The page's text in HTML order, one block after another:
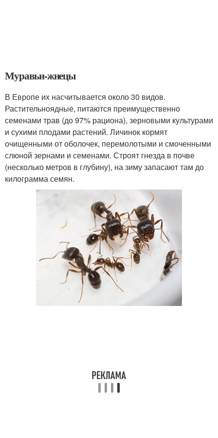
Муравьи-жнецы
В Европе их насчитывается около 30 видов.
Растительноядные, питаются преимущественно
семенами трав (до 97% рациона), зерновыми культурами
и сухими плодами растений. Личинок кормят
очищенными от оболочек, перемолотыми и смоченными
слюной зернами и семенами. Строят гнезда в почве
(несколько метров в глубину), на зиму запасают там до
килограмма семян.